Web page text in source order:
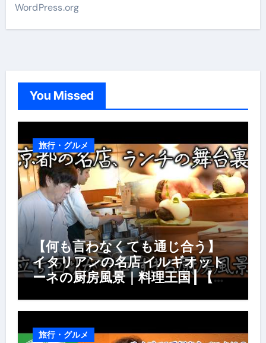
WordPress.org
You Missed
旅行・グルメ
【何も言わなくても通じ合う】
イタリアンの名店 イルギオット
ーネの厨房風景｜料理王国 | 【厨
風景】
旅行・グルメ